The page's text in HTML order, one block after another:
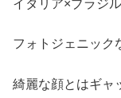
イタリア×ブラジ
フォトジェニック
綺麗な顔とはギャ